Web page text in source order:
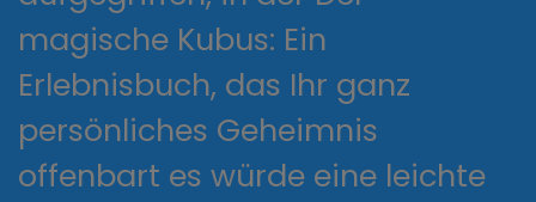
magische Kubus: Ein
Erlebnisbuch, das Ihr ganz
persönliches Geheimnis
offenbart es würde eine leichte